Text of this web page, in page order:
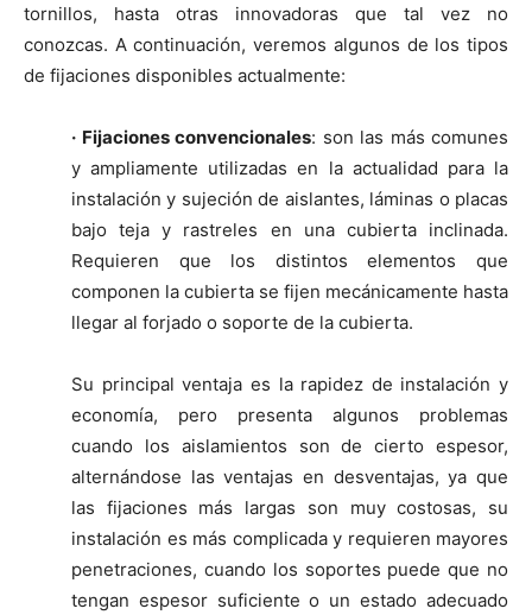
tornillos, hasta otras innovadoras que tal vez no
conozcas. A continuación, veremos algunos de los tipos
de fijaciones disponibles actualmente:
· Fijaciones convencionales: son las más comunes
y ampliamente utilizadas en la actualidad para la
instalación y sujeción de aislantes, láminas o placas
bajo teja y rastreles en una cubierta inclinada.
Requieren que los distintos elementos que
componen la cubierta se fijen mecánicamente hasta
llegar al forjado o soporte de la cubierta.
Su principal ventaja es la rapidez de instalación y
economía, pero presenta algunos problemas
cuando los aislamientos son de cierto espesor,
alternándose las ventajas en desventajas, ya que
las fijaciones más largas son muy costosas, su
instalación es más complicada y requieren mayores
penetraciones, cuando los soportes puede que no
tengan espesor suficiente o un estado adecuado